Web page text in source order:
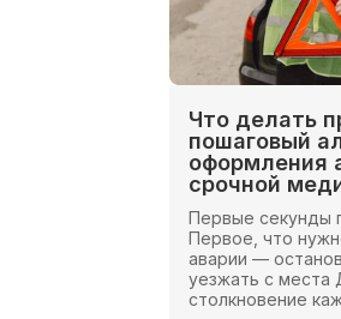
Что делать
пошаговый
оформления
срочной
помощи
Первые секунды
Первое, что
аварии —
уезжать с
столкновение